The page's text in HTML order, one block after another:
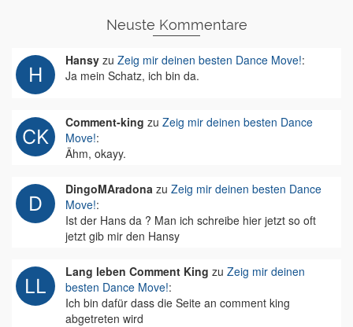
Neuste Kommentare
Hansy zu Zeig mir deinen besten Dance Move!:
Ja mein Schatz, ich bin da.
Comment-king zu Zeig mir deinen besten Dance
Move!:
Ähm, okayy.
DingoMAradona zu Zeig mir deinen besten Dance
Move!:
Ist der Hans da ? Man ich schreibe hier jetzt so oft
jetzt gib mir den Hansy
Lang leben Comment King zu Zeig mir deinen
besten Dance Move!:
Ich bin dafür dass die Seite an comment king
abgetreten wird